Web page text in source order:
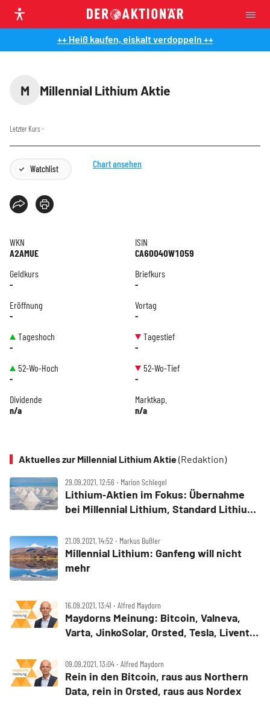
++ Heiß kaufen, eiskalt verdoppeln ++
M Millennial Lithium Aktie
Letzter Kurs-
Watchlist Chart ansehen
WKN
A2AMUE
ISIN
CA60040W1059
Geldkurs
-
Briefkurs
-
Eröffnung
-
Vortag
-
Tageshoch
-
Tagestief
-
52-Wo-Hoch
-
52-Wo-Tief
-
Dividende
n/a
Marktkap.
n/a
Aktuelles zur Millennial Lithium Aktie(Redaktion)
29.09.2021, 12:56 ‧ Marion Schlegel
Lithium‑Aktien im Fokus: Übernahme
bei Millennial Lithium, Standard Lithium
21.09.2021, 14:52 ‧ Markus Bußler
Millennial Lithium: Ganfeng will nicht
mehr
16.09.2021, 13:41 ‧ Alfred Maydorn
Maydorns Meinung: Bitcoin, Valneva,
Varta, JinkoSolar, Orsted, Tesla, Livent,
Lufthansa, Lilium
09.09.2021, 13:04 ‧ Alfred Maydorn
Rein in den Bitcoin, raus aus Northern
Data, rein in Orsted, raus aus Nordex